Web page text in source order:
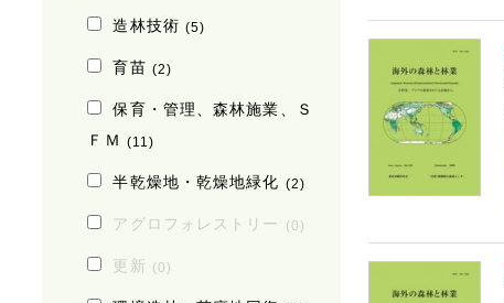
造林技術 (5)
育苗 (2)
保育・管理、森林施業、Ｓ
ＦＭ (11)
半乾燥地・乾燥地緑化 (2)
アグロフォレストリー (0)
更新 (0)